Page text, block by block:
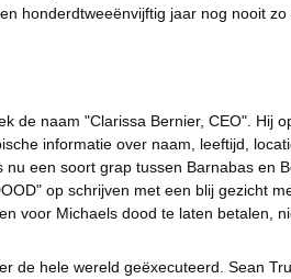
honderdtweeënvijftig jaar nog nooit zo
de naam "Clarissa Bernier, CEO". Hij
informatie over naam, leeftijd,
een soort grap tussen Barnabas en
op schrijven met een blij gezicht
voor Michaels dood te laten betalen,
de hele wereld geëxecuteerd. Sean